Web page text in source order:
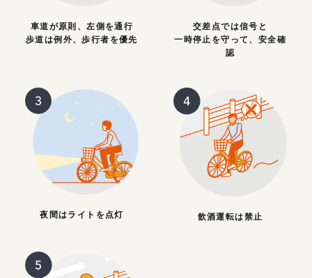
車道が原則、左側を通行
歩道は例外、歩行者を優先
交差点では信号と
一時停止を守って、安全確
認
夜間はライトを点灯 飲酒運転は禁止